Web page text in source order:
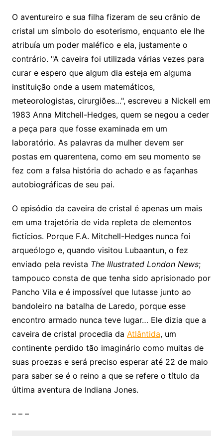
O aventureiro e sua filha fizeram de seu crânio de
cristal um símbolo do esoterismo, enquanto ele lhe
atribuía um poder maléfico e ela, justamente o
contrário. "A caveira foi utilizada várias vezes para
curar e espero que algum dia esteja em alguma
instituição onde a usem matemáticos,
meteorologistas, cirurgiões…", escreveu a Nickell em
1983 Anna Mitchell-Hedges, quem se negou a ceder
a peça para que fosse examinada em um
laboratório. As palavras da mulher devem ser
postas em quarentena, como em seu momento se
fez com a falsa história do achado e as façanhas
autobiográficas de seu pai.
O episódio da caveira de cristal é apenas um mais
em uma trajetória de vida repleta de elementos
fictícios. Porque F.A. Mitchell-Hedges nunca foi
arqueólogo e, quando visitou Lubaantun, o fez
enviado pela revista The Illustrated London News;
tampouco consta de que tenha sido aprisionado por
Pancho Vila e é impossível que lutasse junto ao
bandoleiro na batalha de Laredo, porque esse
encontro armado nunca teve lugar… Ele dizia que a
caveira de cristal procedia da Atlântida, um
continente perdido tão imaginário como muitas de
suas proezas e será preciso esperar até 22 de maio
para saber se é o reino a que se refere o título da
última aventura de Indiana Jones.
– – –